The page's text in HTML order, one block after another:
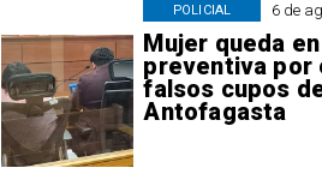
6 de
Mujer queda
preventiva por
falsos cupos
Antofagasta
POLICIAL